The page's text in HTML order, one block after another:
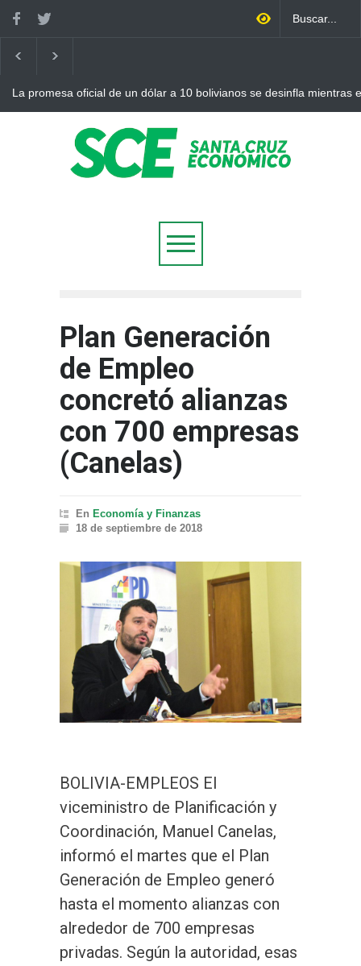
La promesa oficial de un dólar a 10 bolivianos se desinfla mientras
Plan Generación
de Empleo
concretó alianzas
con 700 empresas
(Canelas)
En Economía y Finanzas
18 de septiembre de 2018
BOLIVIA-EMPLEOS El
viceministro de Planificación y
Coordinación, Manuel Canelas,
informó el martes que el Plan
Generación de Empleo generó
hasta el momento alianzas con
alrededor de 700 empresas
privadas. Según la autoridad, esas